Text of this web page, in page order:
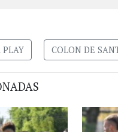
PLAY COLON DE